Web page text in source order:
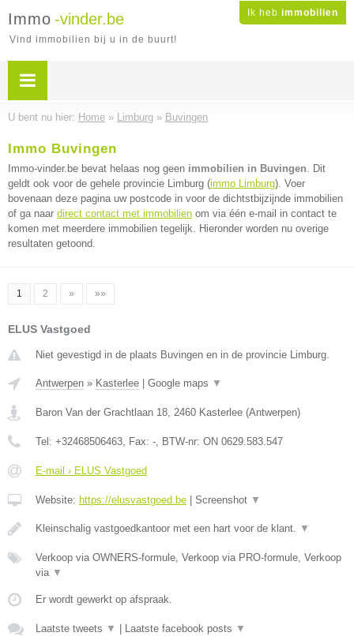
Ik heb immobilien
Immo -vinder.be
Vind immobilien bij u in de buurt!
U bent nu hier: Home » Limburg » Buvingen
Immo Buvingen
Immo-vinder.be bevat helaas nog geen immobilien in Buvingen. Dit
geldt ook voor de gehele provincie Limburg (immo Limburg). Voer
bovenaan deze pagina uw postcode in voor de dichtstbijzijnde immobilien
of ga naar direct contact met immobilien om via één e-mail in contact te
komen met meerdere immobilien tegelijk. Hieronder worden nu overige
resultaten getoond.
1 2 » »»
ELUS Vastgoed
Niet gevestigd in de plaats Buvingen en in de provincie Limburg.
Antwerpen » Kasterlee Google maps ▼
Baron Van der Grachtlaan 18, 2460 Kasterlee (Antwerpen)
Tel: +32468506463, Fax: -, BTW-nr: ON 0629.583.547
E-mail › ELUS Vastgoed
Website: https://elusvastgoed.be Screenshot ▼
Kleinschalig vastgoedkantoor met een hart voor de klant. ▼
Verkoop via OWNERS-formule, Verkoop via PRO-formule, Verkoop
via ▼
Er wordt gewerkt op afspraak.
Laatste tweets ▼ Laatste facebook posts ▼